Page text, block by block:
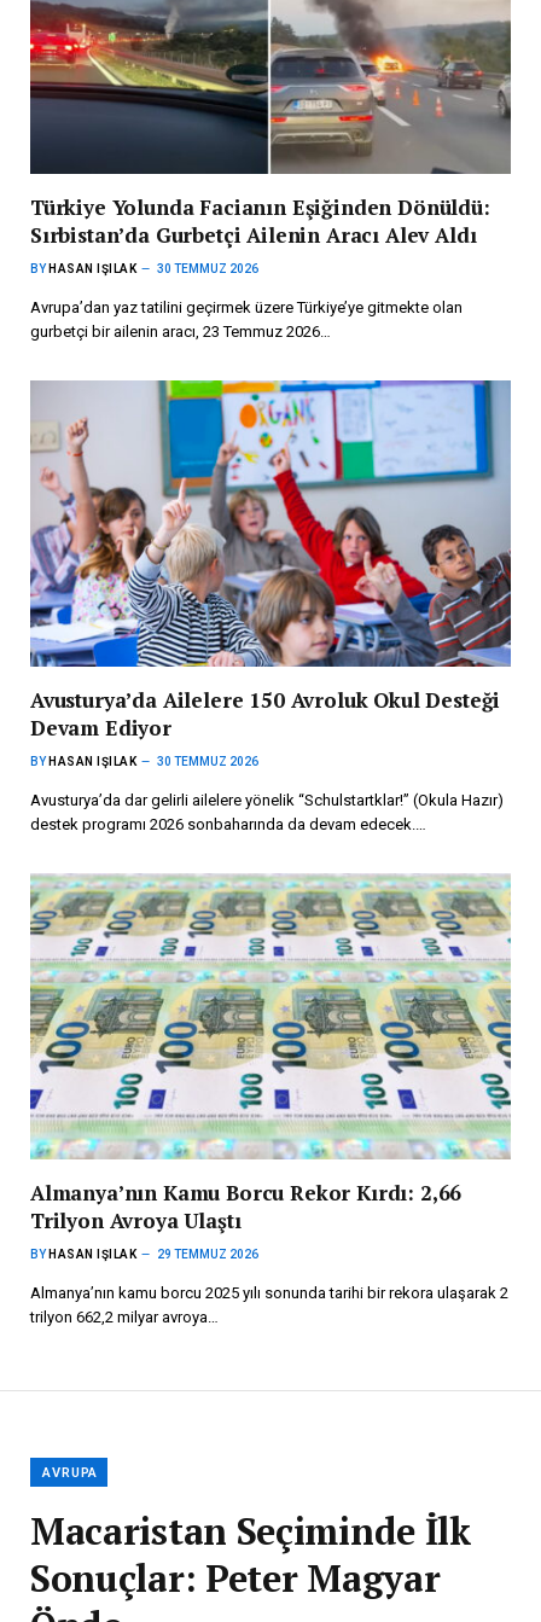
Türkiye Yolunda Facianın Eşiğinden Dönüldü:
Sırbistan’da Gurbetçi Ailenin Aracı Alev Aldı
BY HASAN IŞILAK 30 TEMMUZ 2026
Avrupa’dan yaz tatilini geçirmek üzere Türkiye’ye gitmekte olan
gurbetçi bir ailenin aracı, 23 Temmuz 2026…
Avusturya’da Ailelere 150 Avroluk Okul Desteği
Devam Ediyor
BY HASAN IŞILAK 30 TEMMUZ 2026
Avusturya’da dar gelirli ailelere yönelik “Schulstartklar!” (Okula Hazır)
destek programı 2026 sonbaharında da devam edecek.…
Almanya’nın Kamu Borcu Rekor Kırdı: 2,66
Trilyon Avroya Ulaştı
BY HASAN IŞILAK 29 TEMMUZ 2026
Almanya’nın kamu borcu 2025 yılı sonunda tarihi bir rekora ulaşarak 2
trilyon 662,2 milyar avroya…
AVRUPA
Macaristan Seçiminde İlk
Sonuçlar: Peter Magyar